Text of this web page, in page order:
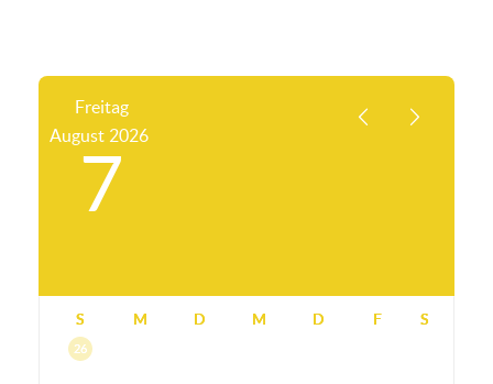
Freitag
August 2026
7
S M D M D F S
26